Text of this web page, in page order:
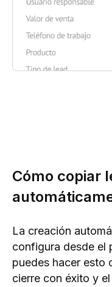
Cómo copiar
La creación
configura desde el
puedes hacer esto
cierre con éxito y